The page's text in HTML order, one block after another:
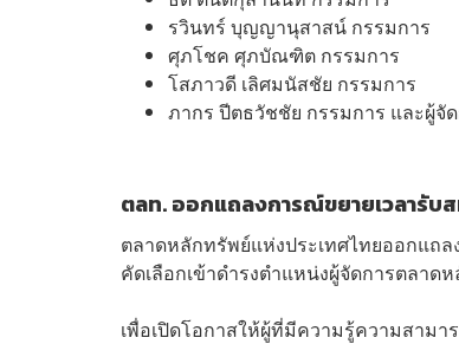
รวินทร์ บุญญานุสาสน์ กรรมการ
ศุภโชค ศุภบัณฑิต กรรมการ
โสภาวดี เลิศมนัสชัย กรรมการ
ภากร ปีตธวัชชัย กรรมการ และผู้จั
ตลท. ออกแถลงการณ์ขยายเวลารับ
ตลาดหลักทรัพย์แห่งประเทศไทยออกแถ
คัดเลือกเข้าดำรงตำแหน่งผู้จัดการตลา
เพื่อเปิดโอกาสให้ผู้ที่มีความรู้ความสาม